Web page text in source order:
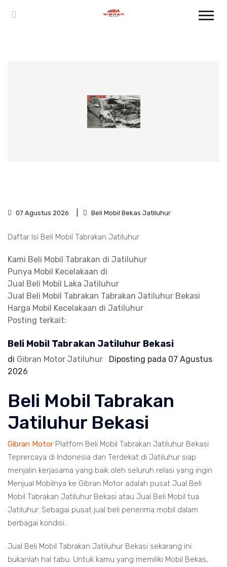
07 Agustus 2026 Beli Mobil Bekas Jatiluhur
Daftar Isi Beli Mobil Tabrakan Jatiluhur
Kami Beli Mobil Tabrakan di Jatiluhur
Punya Mobil Kecelakaan di
Jual Beli Mobil Laka Jatiluhur
Jual Beli Mobil Tabrakan Tabrakan Jatiluhur Bekasi
Harga Mobil Kecelakaan di Jatiluhur
Posting terkait:
Beli Mobil Tabrakan Jatiluhur Bekasi
di Gibran Motor Jatiluhur Diposting pada 07 Agustus
2026
Beli Mobil Tabrakan
Jatiluhur Bekasi
Gibran Motor Platfom Beli Mobil Tabrakan Jatiluhur Bekasi
Teprercaya di Indonesia dan Terdekat di Jatiluhur siap
menjalin kerjasama yang baik oleh seluruh relasi yang ingin
Menjual Mobilnya ke Gibran Motor adalah pusat Jual Beli
Mobil Tabrakan Jatiluhur Bekasi atau Jual Beli Mobil tua
Jatiluhur. Sebagai pusat jual beli penerima mobil dalam
berbagai kondisi.
Jual Beli Mobil Tabrakan Jatiluhur Bekasi sekarang ini
bukanlah hal tabu. Untuk kamu yang memiliki Mobil Bekas,